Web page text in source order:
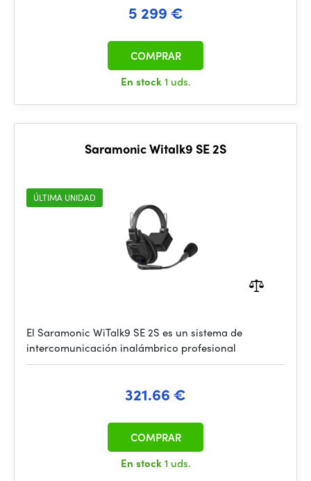
5 299 €
En stock1 uds.
COMPRAR
Saramonic Witalk9 SE 2S
ÚLTIMA UNIDAD
El Saramonic WiTalk9 SE 2S es un sistema de
intercomunicación inalámbrico profesional
321.66 €
En stock1 uds.
COMPRAR